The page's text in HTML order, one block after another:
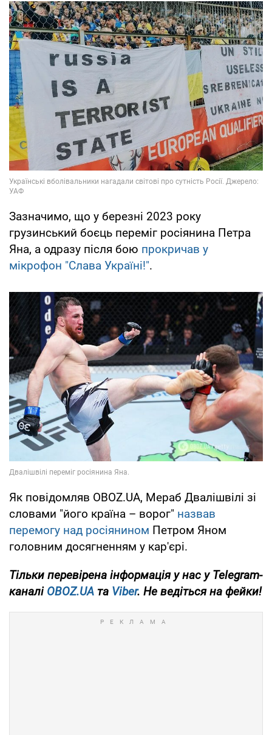
Зазначимо, що у березні 2023 року
грузинський боєць переміг росіянина Петра
Яна, а одразу після бою прокричав у
мікрофон "Слава Україні!".
Як повідомляв OBOZ.UA, Мераб Двалішвілі зі
словами "його країна – ворог" назвав
перемогу над росіянином Петром Яном
головним досягненням у кар'єрі.
Тільки перевірена інформація у нас у Telegram-
каналі OBOZ.UA та Viber. Не ведіться на фейки!